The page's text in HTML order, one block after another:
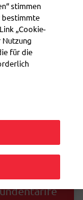
Sie
stimmen
bestimmte
„Cookie-
Nutzung
für die